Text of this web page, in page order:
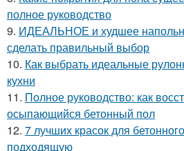
полное руководство
9. ИДЕАЛЬНОЕ и худшее
сделать правильный выбор
10. Как выбрать идеальные
кухни
11. Полное руководство: как
осыпающийся бетонный пол
12. 7 лучших красок для
подходящую